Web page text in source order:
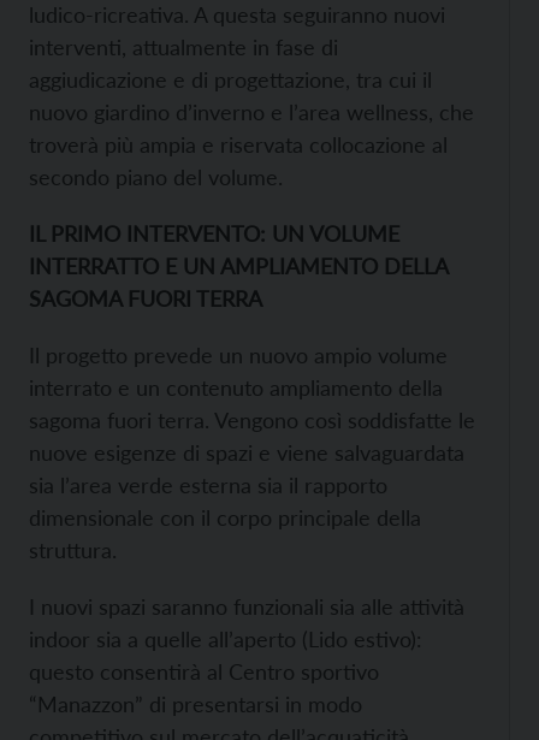
ludico-ricreativa. A questa seguiranno nuovi
interventi, attualmente in fase di
aggiudicazione e di progettazione, tra cui il
nuovo giardino d’inverno e l’area wellness, che
troverà più ampia e riservata collocazione al
secondo piano del volume.
IL PRIMO INTERVENTO: UN VOLUME
INTERRATTO E UN AMPLIAMENTO DELLA
SAGOMA FUORI TERRA
Il progetto prevede un nuovo ampio volume
interrato e un contenuto ampliamento della
sagoma fuori terra. Vengono così soddisfatte le
nuove esigenze di spazi e viene salvaguardata
sia l’area verde esterna sia il rapporto
dimensionale con il corpo principale della
struttura.
I nuovi spazi saranno funzionali sia alle attività
indoor sia a quelle all’aperto (Lido estivo):
questo consentirà al Centro sportivo
“Manazzon” di presentarsi in modo